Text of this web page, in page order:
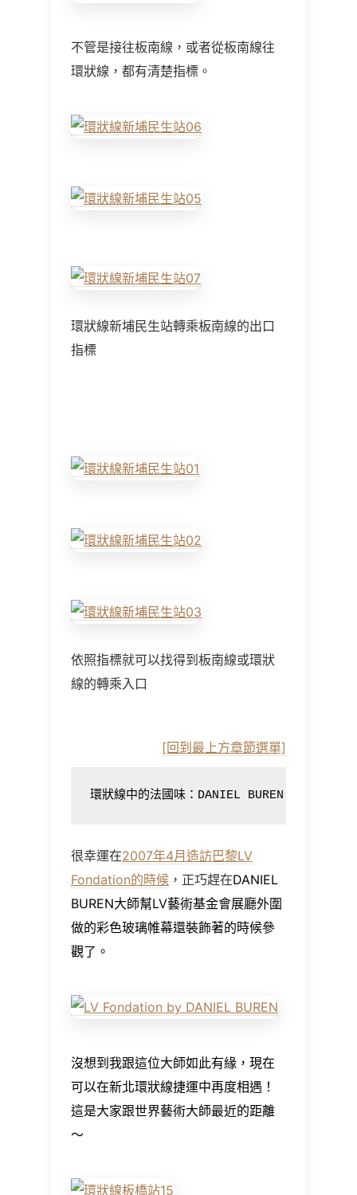
不管是接往板南線，或者從板南線往
環狀線，都有清楚指標。
環狀線新埔民生站轉乘板南線的出口
指標
依照指標就可以找得到板南線或環狀
線的轉乘入口
[回到最上方章節選單]
環狀線中的法國味：DANIEL BUREN 大師的公共
很幸運在2007年4月造訪巴黎LV
Fondation的時候 ，正巧趕在DANIEL
BUREN大師幫LV藝術基金會展廳外圍
做的彩色玻璃帷幕還裝飾著的時候參
觀了。
沒想到我跟這位大師如此有緣，現在
可以在新北環狀線捷運中再度相遇！
這是大家跟世界藝術大師最近的距離
～